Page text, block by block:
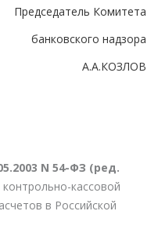
Председатель Комитета
банковского надзора
А.А.КОЗЛОВ
N 54-ФЗ (ред.
кассовой
в Российской